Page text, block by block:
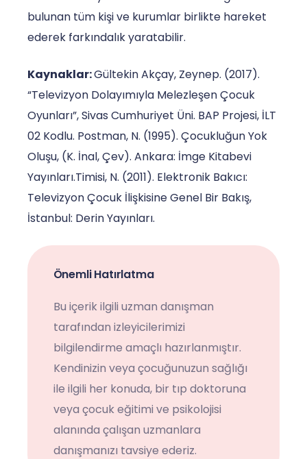
bulunan tüm kişi ve kurumlar birlikte hareket
ederek farkındalık yaratabilir.
Kaynaklar:Gültekin Akçay, Zeynep. (2017).
“Televizyon Dolayımıyla Melezleşen Çocuk
Oyunları”, Sivas Cumhuriyet Üni. BAP Projesi, İLT
02 Kodlu. Postman, N. (1995). Çocukluğun Yok
Oluşu, (K. İnal, Çev). Ankara: İmge Kitabevi
Yayınları.Timisi, N. (2011). Elektronik Bakıcı:
Televizyon Çocuk İlişkisine Genel Bir Bakış,
İstanbul: Derin Yayınları.
Önemli Hatırlatma
Bu içerik ilgili uzman danışman
tarafından izleyicilerimizi
bilgilendirme amaçlı hazırlanmıştır.
Kendinizin veya çocuğunuzun sağlığı
ile ilgili her konuda, bir tıp doktoruna
veya çocuk eğitimi ve psikolojisi
alanında çalışan uzmanlara
danışmanızı tavsiye ederiz.